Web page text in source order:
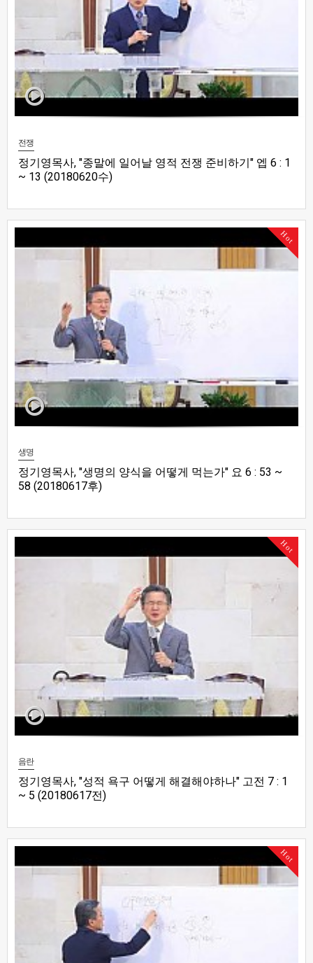
전쟁
정기영목사, "종말에 일어날 영적 전쟁 준비하기" 엡 6 : 1
~ 13 (20180620수)
Hot
생명
정기영목사, "생명의 양식을 어떻게 먹는가" 요 6 : 53 ~
58 (20180617후)
Hot
음란
정기영목사, "성적 욕구 어떻게 해결해야하나" 고전 7 : 1
~ 5 (20180617전)
Hot